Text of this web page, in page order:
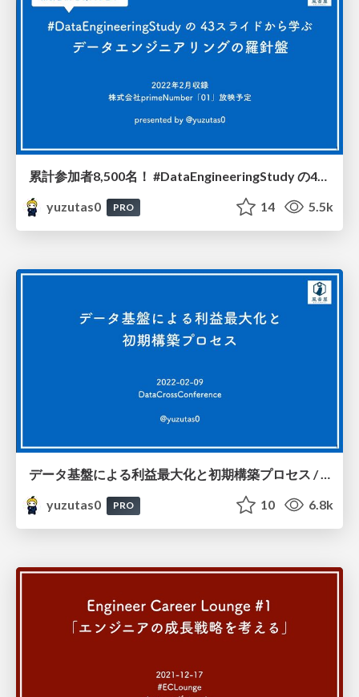
累計参加者8,500名！ #DataEngineeringStudy の43スライドから学ぶ、データエンジニアリングの羅針盤 / 20220224
yuzutas0
PRO 14 5.5k
データ基盤による利益最大化と初期構築プロセス / 20220209
yuzutas0
PRO 10 6.8k